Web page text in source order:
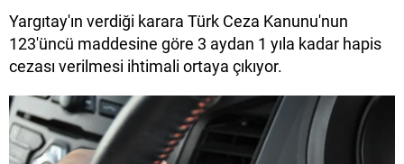
Yargıtay'ın verdiği karara Türk Ceza Kanunu'nun
123'üncü maddesine göre 3 aydan 1 yıla kadar hapis
cezası verilmesi ihtimali ortaya çıkıyor.